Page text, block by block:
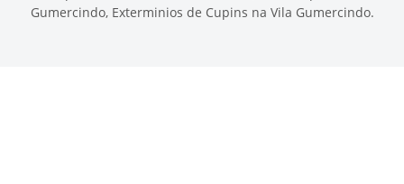
Gumercindo, Exterminios de Cupins na Vila Gumercindo.